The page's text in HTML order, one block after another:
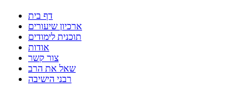
דף בית
ארכיון שיעורים
תוכנית לימודים
אודות
צור קשר
שאל את הרב
רבני הישיבה